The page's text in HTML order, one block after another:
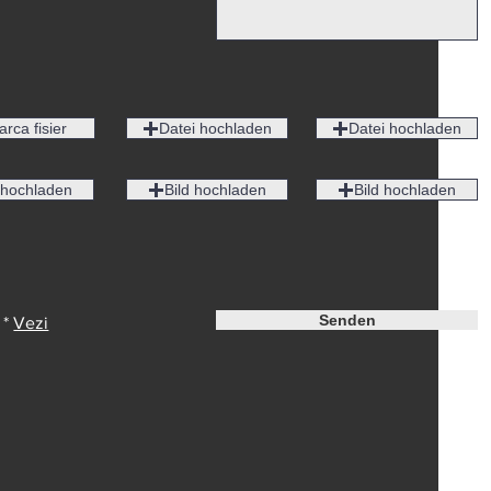
fisier Datei hochladen
Bild hochladen
Datei hochladen
Bild hochladen
Vezi
Senden